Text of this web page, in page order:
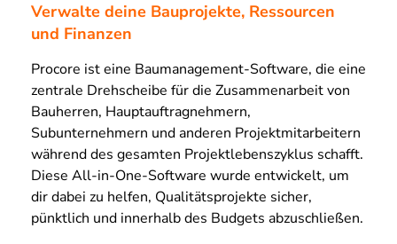
Verwalte deine Bauprojekte, Ressourcen
und Finanzen
Procore ist eine Baumanagement-Software, die eine
zentrale Drehscheibe für die Zusammenarbeit von
Bauherren, Hauptauftragnehmern,
Subunternehmern und anderen Projektmitarbeitern
während des gesamten Projektlebenszyklus schafft.
Diese All-in-One-Software wurde entwickelt, um
dir dabei zu helfen, Qualitätsprojekte sicher,
pünktlich und innerhalb des Budgets abzuschließen.